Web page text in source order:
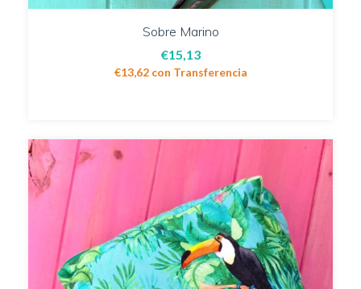
Sobre Marino
€15,13
€13,62 con Transferencia